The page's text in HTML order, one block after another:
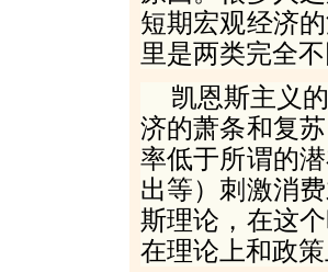
短期宏观经济
里是两类完全
凯恩斯主义
济的萧条和复
率低于所谓的
出等）刺激消
斯理论，在这
在理论上和政